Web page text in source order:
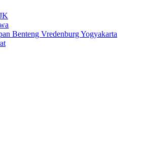
Benteng Vredenburg Yogyakarta